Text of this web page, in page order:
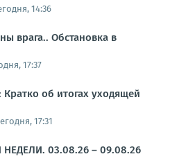
14:36
врага.. Обстановка в
17:37
об итогах уходящей
17:31
03.08.26 – 09.08.26